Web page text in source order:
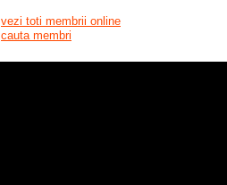
vezi toti membrii online
cauta membri